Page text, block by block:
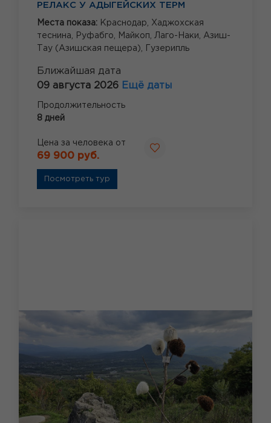
РЕЛАКС У АДЫГЕЙСКИХ ТЕРМ
Места показа: Краснодар, Хаджохская
теснина,
Руфабго, Майкоп, Лаго-Наки, Азиш-
Тау (Азишская пещера),
Гузерипль
Ближайшая дата
09 августа 2026 Ещё даты
Продолжительность
8 дней
Цена за человека от
69 900 руб.
Посмотреть тур